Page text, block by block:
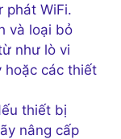
phát WiFi.
và loại bỏ
như lò vi
hoặc các thiết
thiết bị
nâng cấp